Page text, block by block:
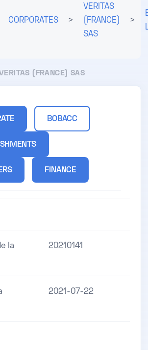
CORPORATES >
VERITAS
(FRANCE)
SAS
>
VERITAS (FRANCE) SAS
BOBACC
FINANCE
la
20210141
2021-07-22